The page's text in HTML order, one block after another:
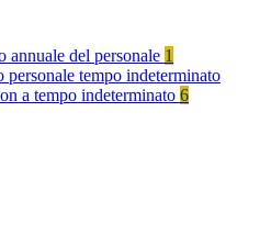
annuale del personale 1
personale tempo indeterminato
a tempo indeterminato 6